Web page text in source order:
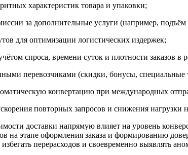
характеристик товара и упаковки;
за дополнительные услуги (например,
для оптимизации логистических издержек;
спроса, времени суток и плотности заказов в
перевозчиками (скидки, бонусы, специальные
конвертацию при международных
повторных запросов и снижения нагрузки
доставки напрямую влияет на уровень
на этапе оформления заказа и формированию
перерасходов и своевременно выявлять